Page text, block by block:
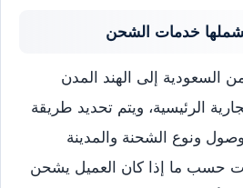
تشملها خدمات الشحن
إلى الهند المدن
الرئيسية، ويتم تحديد طريقة
ونوع الشحنة والمدينة
حسب ما إذا كان العميل يشحن